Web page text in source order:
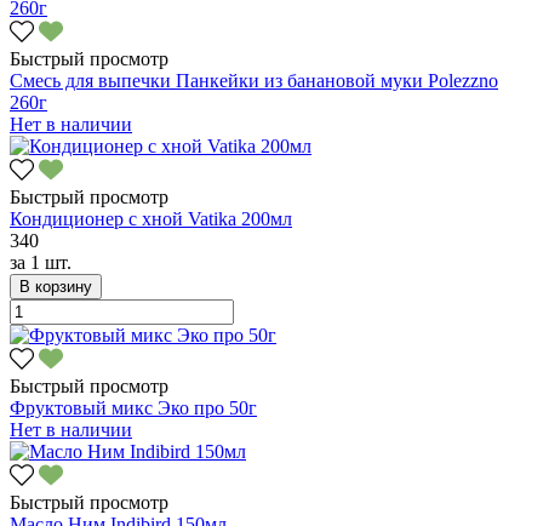
Быстрый просмотр
Смесь для выпечки Панкейки из банановой муки Polezzno
260г
Нет в наличии
Быстрый просмотр
Кондиционер с хной Vatika 200мл
340
за 1 шт.
В корзину
Быстрый просмотр
Фруктовый микс Эко про 50г
Нет в наличии
Быстрый просмотр